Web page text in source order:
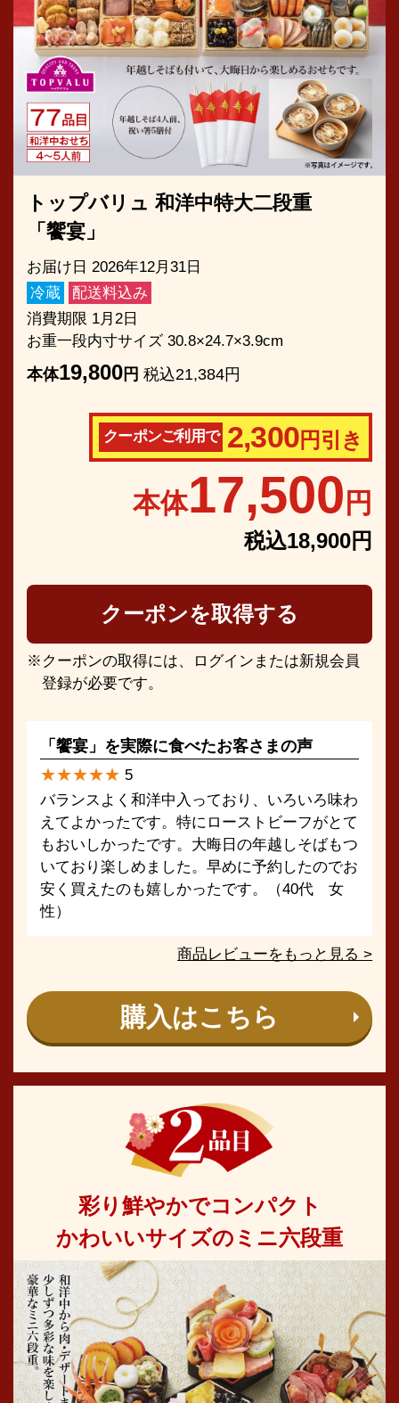
トップバリュ 和洋中特大二段重
「饗宴」
お届け日 2026年12月31日
冷蔵
配送料込み
消費期限 1月2日
お重一段内寸サイズ 30.8×24.7×3.9cm
本体19,800円 税込21,384円
クーポンご利用で 2,300円引き
本体17,500 円
税込18,900円
クーポンを取得する
クーポンの取得には、ログインまたは新規会員
登録が必要です。
「饗宴」を実際に食べたお客さまの声
★★★★★ 5
バランスよく和洋中入っており、いろいろ味わ
えてよかったです。特にローストビーフがとて
もおいしかったです。大晦日の年越しそばもつ
いており楽しめました。早めに予約したのでお
安く買えたのも嬉しかったです。（40代 女
性）
商品レビューをもっと見る >
購入はこちら
彩り鮮やかでコンパクト
かわいいサイズのミニ六段重